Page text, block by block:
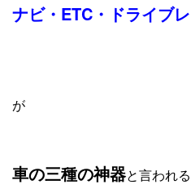
ナビ・ETC・ドライブ
が
車の三種の神器と言われ